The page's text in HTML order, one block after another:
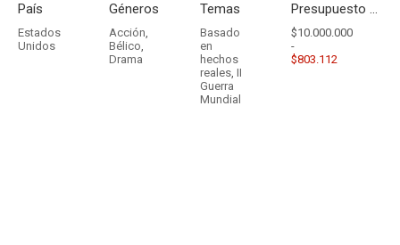
País
Estados
Unidos
Géneros
Acción,
Bélico,
Drama
Temas
Basado
en
hechos
reales, II
Guerra
Mundial
Presupuesto - Ingresos
$10.000.000
-
$803.112